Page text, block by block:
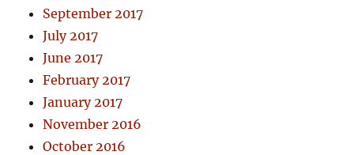
September 2017
July 2017
June 2017
February 2017
January 2017
November 2016
October 2016